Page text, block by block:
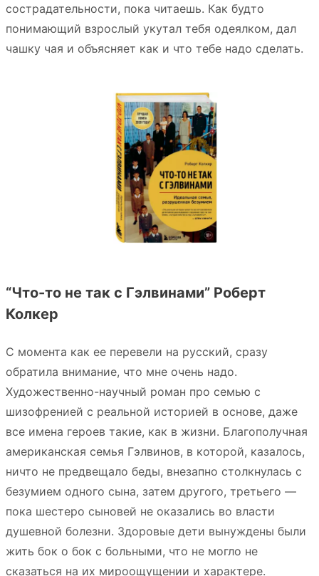
сострадательности, пока читаешь. Как будто
понимающий взрослый укутал тебя одеялком, дал
чашку чая и объясняет как и что тебе надо сделать.
“Что-то не так с Гэлвинами” Роберт
Колкер
С момента как ее перевели на русский, сразу
обратила внимание, что мне очень надо.
Художественно-научный роман про семью с
шизофренией с реальной историей в основе, даже
все имена героев такие, как в жизни. Благополучная
американская семья Гэлвинов, в которой, казалось,
ничто не предвещало беды, внезапно столкнулась с
безумием одного сына, затем другого, третьего —
пока шестеро сыновей не оказались во власти
душевной болезни. Здоровые дети вынуждены были
жить бок о бок с больными, что не могло не
сказаться на их мироощущении и характере.